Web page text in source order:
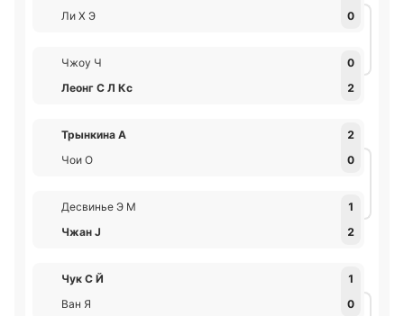
Ли Х Э
0
Чжоу Ч
0
Леонг С Л Кс
2
Трынкина А
2
Чои О
0
Десвинье Э М
1
Чжан J
2
Чук С Й
1
Ван Я
0